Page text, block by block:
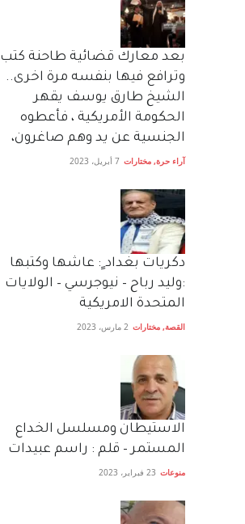
بعد معارك قضائية طاحنة كتب
وترافع فيها بنفسه مرة اخرى..
الشيخ طارق يوسف يقهر
الحكومة الأمريكية ، فأعطوه
الجنسية عن يد وهم صاغرون،
آراء حرة, مختارات 7 أبريل، 2023
دكريات بغداد ٍ: عاشها وكتبها
:وليد رباح – نيوجرسي – الولايات
المتحدة الامريكية
القصة, مختارات 2 مارس، 2023
الاستيطان ومسلسل الخداع
المستمر – قلم : راسم عبيدات
منوعات 23 فبراير، 2023